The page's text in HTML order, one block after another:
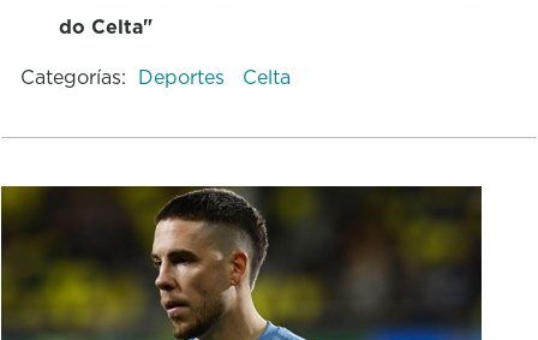
do Celta"
Categorías: Deportes Celta